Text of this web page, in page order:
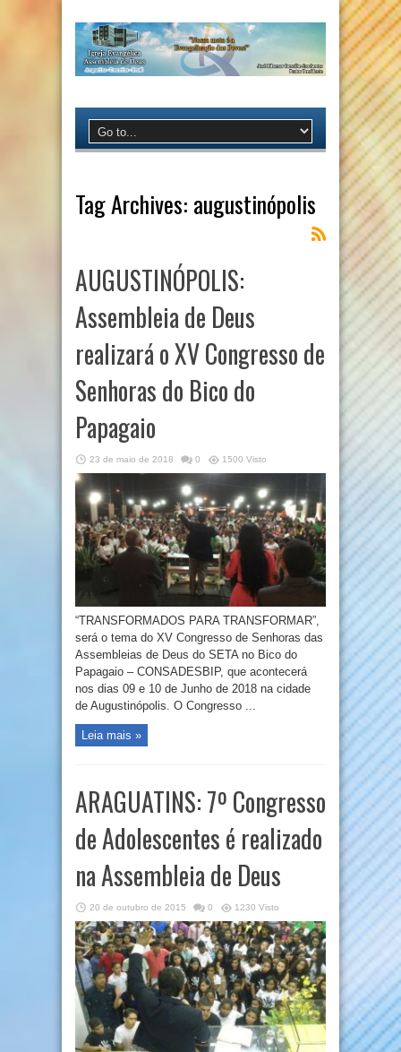
Tag Archives: augustinópolis
AUGUSTINÓPOLIS:
Assembleia de Deus
realizará o XV Congresso de
Senhoras do Bico do
Papagaio
23 de maio de 2018 0 1500 Visto
“TRANSFORMADOS PARA TRANSFORMAR”,
será o tema do XV Congresso de Senhoras das
Assembleias de Deus do SETA no Bico do
Papagaio – CONSADESBIP, que acontecerá
nos dias 09 e 10 de Junho de 2018 na cidade
de Augustinópolis. O Congresso ...
Leia mais »
ARAGUATINS: 7º Congresso
de Adolescentes é realizado
na Assembleia de Deus
20 de outubro de 2015 0 1230 Visto